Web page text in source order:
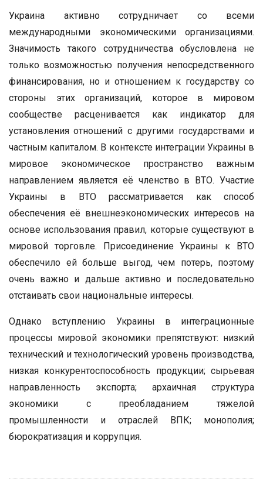
Украина активно сотрудничает со всеми
международными экономическими организациями.
Значимость такого сотрудничества обусловлена не
только возможностью получения непосредственного
финансирования, но и отношением к государству со
стороны этих организаций, которое в мировом
сообществе расценивается как индикатор для
установления отношений с другими государствами и
частным капиталом. В контексте интеграции Украины в
мировое экономическое пространство важным
направлением является её членство в ВТО. Участие
Украины в ВТО рассматривается как способ
обеспечения её внешнеэкономических интересов на
основе использования правил, которые существуют в
мировой торговле. Присоединение Украины к ВТО
обеспечило ей больше выгод, чем потерь, поэтому
очень важно и дальше активно и последовательно
отстаивать свои национальные интересы.
Однако вступлению Украины в интеграционные
процессы мировой экономики препятствуют: низкий
технический и технологический уровень производства,
низкая конкурентоспособность продукции; сырьевая
направленность экспорта; архаичная структура
экономики с преобладанием тяжелой
промышленности и отраслей ВПК; монополия;
бюрократизация и коррупция.